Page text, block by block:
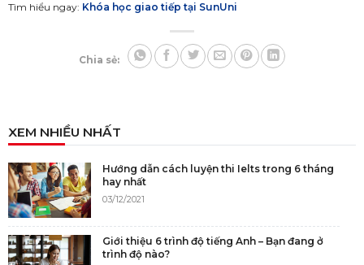
Tìm hiểu ngay: Khóa học giao tiếp tại SunUni
Chia sẻ:
XEM NHIỀU NHẤT
Hướng dẫn cách luyện thi Ielts trong 6 tháng
hay nhất
03/12/2021
Giới thiệu 6 trình độ tiếng Anh – Bạn đang ở
trình độ nào?